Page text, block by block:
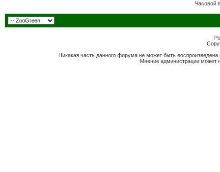
Часовой
Никакая часть данного форума не может быть
Мнение администрации может